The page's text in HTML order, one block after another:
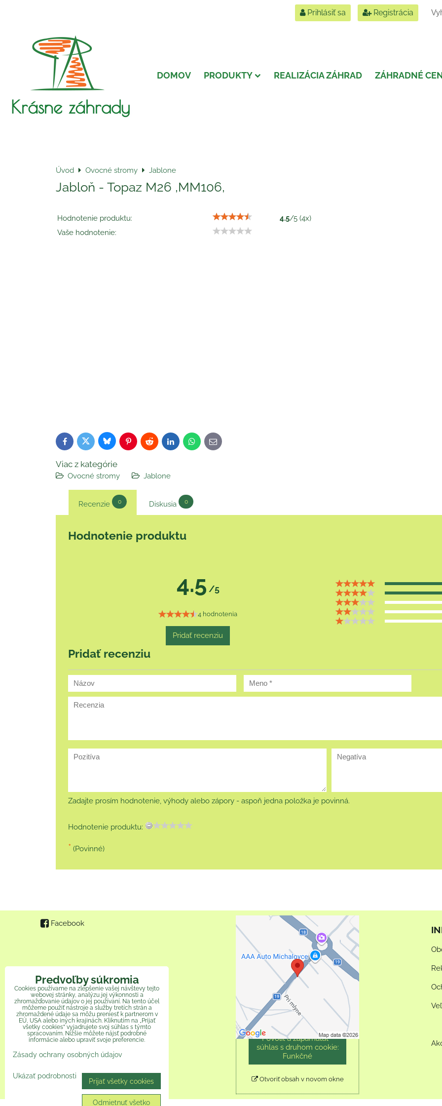
Prihlásiť sa Registrácia
Krásne záhrady
DOMOV PRODUKTY REALIZÁCIA ZÁHRAD ZÁHRADNÉ
Úvod Ovocné stromy Jablone
Jabloň - Topaz M26 ,MM106,
Hodnotenie produktu: 4.5/5 (4x)
Vaše hodnotenie:
FacebookTwitterBlueskyPinterestReddit LinkedInWhatsApp
E-
mail
Viac z kategórie
Ovocné stromy Jablone
Recenzie 0 Diskusia 0
Hodnotenie produktu
4.5 /5
4 hodnotenia
Pridať recenziu
Pridať recenziu
Zadajte prosím hodnotenie, výhody alebo zápory - aspoň jedna položka je povinná.
Hodnotenie produktu:
* (Povinné)
Facebook
Externý obsah je
blokovaný Voľbami
súkromia
Prajete si načítať externý
obsah?
Povoliť tentokrát
Povoliť a zapamätať -
súhlas s druhom cookie:
Funkčné
Otvoriť obsah v novom okne
Predvoľby súkromia
Cookies používame na zlepšenie vašej návštevy tejto
webovej stránky, analýzu jej výkonnosti a
zhromažďovanie údajov o jej používaní. Na tento účel
môžeme použiť nástroje a služby tretích strán a
zhromaždené údaje sa môžu preniesť k partnerom v
EÚ, USA alebo iných krajinách. Kliknutím na „Prijať
všetky cookies“ vyjadrujete svoj súhlas s týmto
spracovaním. Nižšie môžete nájsť podrobné
informácie alebo upraviť svoje preferencie.
Zásady ochrany osobných údajov
Ukázať podrobnosti
Prijať všetky cookies
Odmietnuť všetko